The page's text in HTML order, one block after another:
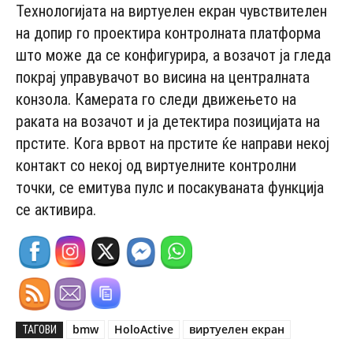
Технологијата на виртуелен екран чувствителен
на допир го проектира контролната платформа
што може да се конфигурира, а возачот ја гледа
покрај управувачот во висина на централната
конзола. Камерата го следи движењето на
раката на возачот и ја детектира позицијата на
прстите. Кога врвот на прстите ќе направи некој
контакт со некој од виртуелните контролни
точки, се емитува пулс и посакуваната функција
се активира.
ТАГОВИ bmw HoloActive
виртуелен екран